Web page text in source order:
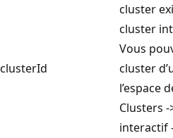
clusterId
cluster
cluster
Vous
cluster
l’espace
Clusters
interactif